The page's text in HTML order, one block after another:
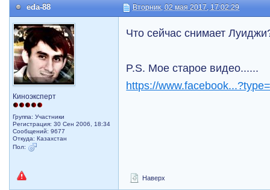
eda-88 Вторник, 02 мая 2017, 17:02:29
Киноэксперт
Группа: Участники
Регистрация: 30 Сен 2006, 18:34
Сообщений: 9677
Откуда: Казахстан
Пол:
Что сейчас снимает
P.S. Мое старое видео......
https://
Наверх